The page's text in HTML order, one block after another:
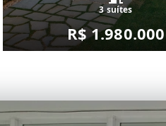
3 suítes
R$ 1.980.000